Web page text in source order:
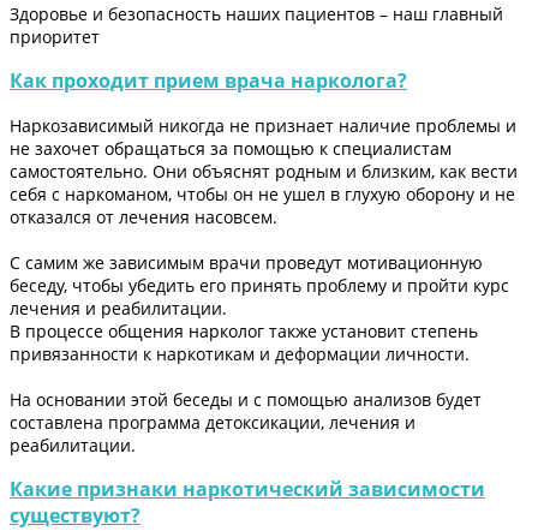
Здоровье и безопасность наших пациентов – наш главный
приоритет
Как проходит прием врача нарколога?
Наркозависимый никогда не признает наличие проблемы и
не захочет обращаться за помощью к специалистам
самостоятельно. Они объяснят родным и близким, как вести
себя с наркоманом, чтобы он не ушел в глухую оборону и не
отказался от лечения насовсем.
С самим же зависимым врачи проведут мотивационную
беседу, чтобы убедить его принять проблему и пройти курс
лечения и реабилитации.
В процессе общения нарколог также установит степень
привязанности к наркотикам и деформации личности.
На основании этой беседы и с помощью анализов будет
составлена программа детоксикации, лечения и
реабилитации.
Какие признаки наркотический зависимости
существуют?